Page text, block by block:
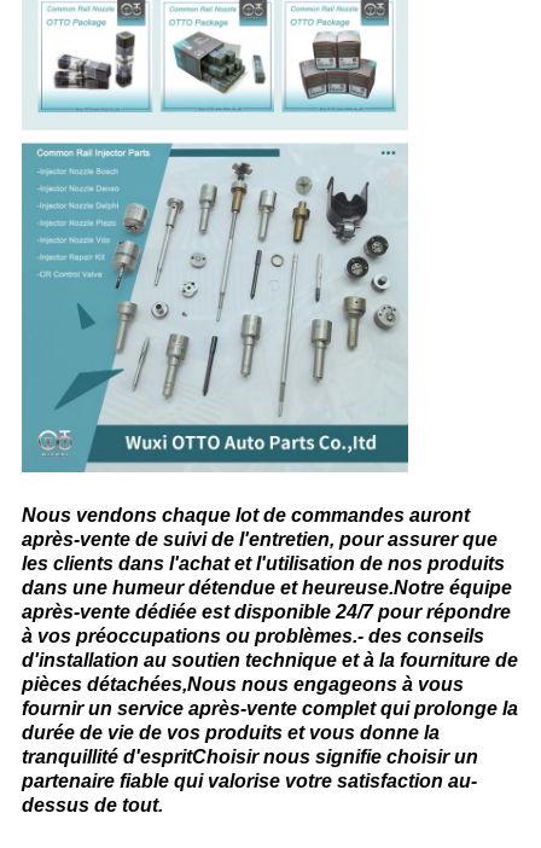
Nous vendons chaque lot de commandes auront
après-vente de suivi de l'entretien, pour assurer que
les clients dans l'achat et l'utilisation de nos produits
dans une humeur détendue et heureuse.Notre équipe
après-vente dédiée est disponible 24/7 pour répondre
à vos préoccupations ou problèmes.- des conseils
d'installation au soutien technique et à la fourniture de
pièces détachées,Nous nous engageons à vous
fournir un service après-vente complet qui prolonge la
durée de vie de vos produits et vous donne la
tranquillité d'espritChoisir nous signifie choisir un
partenaire fiable qui valorise votre satisfaction au-
dessus de tout.